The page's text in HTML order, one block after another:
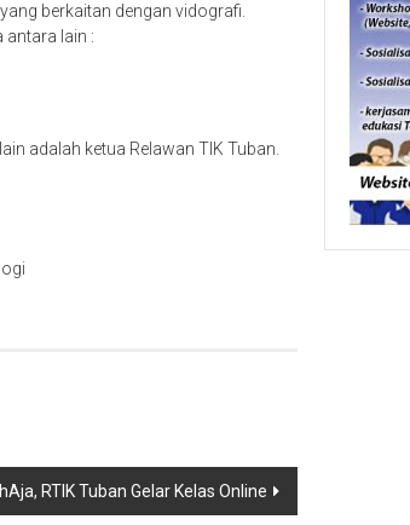
berkaitan dengan vidografi.
antara lain :
adalah ketua Relawan TIK Tuban.
RTIK Tuban Gelar Kelas Online